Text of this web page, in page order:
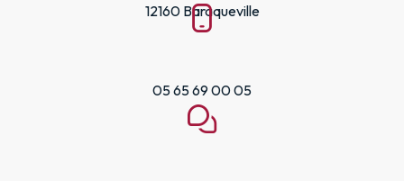
12160 Baraqueville
05 65 69 00 05